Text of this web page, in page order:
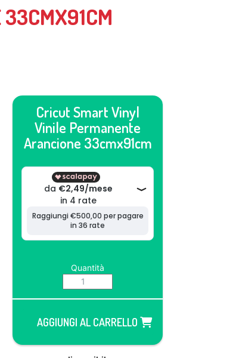
Cricut Smart Vinyl
Vinile Permanente
Arancione 33cmx91cm
Quantità
AGGIUNGI AL CARRELLO